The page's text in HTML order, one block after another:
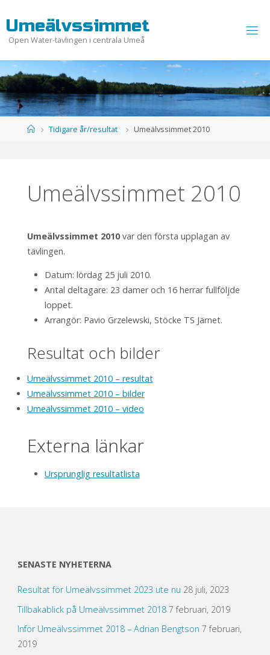
till
innehåll
Umeälvssimmet
Open Water-tävlingen i centrala Umeå
HemTidigare år/resultat Umeälvssimmet 2010
Umeälvssimmet 2010
Umeälvssimmet 2010var den första upplagan av
tävlingen.
Datum: lördag 25 juli 2010.
Antal deltagare: 23 damer och 16 herrar fullföljde
loppet.
Arrangör: Pavio Grzelewski, Stöcke TS Järnet.
Resultat och bilder
Umeälvssimmet 2010 – resultat
Umeälvssimmet 2010 – bilder
Umeälvssimmet 2010 – video
Externa länkar
Ursprunglig resultatlista
SENASTE NYHETERNA
Resultat för Umeälvssimmet 2023 ute nu 28 juli, 2023
Tillbakablick på Umeälvssimmet 2018 7 februari, 2019
Inför Umeälvssimmet 2018 – Adrian Bengtson 7 februari,
2019